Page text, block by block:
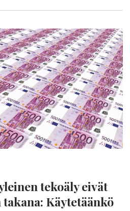
tekoäly eivät
Käytetäänkö